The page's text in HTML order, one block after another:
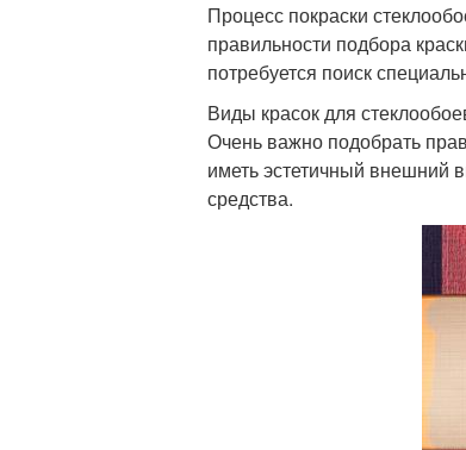
Процесс покраски
правильности подбора
потребуется поиск
Виды красок для
Очень важно подобрать
иметь эстетичный внешний
средства.